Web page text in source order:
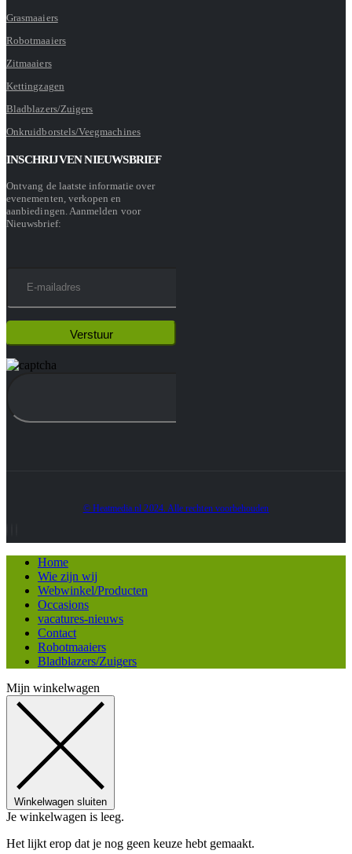
Grasmaaiers
Robotmaaiers
Zitmaaiers
Kettingzagen
Bladblazers/Zuigers
Onkruidborstels/Veegmachines
INSCHRIJVEN NIEUWSBRIEF
Ontvang de laatste informatie over
evenementen, verkopen en
aanbiedingen. Aanmelden voor
Nieuwsbrief:
© Heatmedia.nl 2024. Alle rechten voorbehouden
Home
Wie zijn wij
Webwinkel/Producten
Occasions
vacatures-nieuws
Contact
Robotmaaiers
Bladblazers/Zuigers
Mijn winkelwagen
Winkelwagen sluiten
Je winkelwagen is leeg.
Het lijkt erop dat je nog geen keuze hebt gemaakt.